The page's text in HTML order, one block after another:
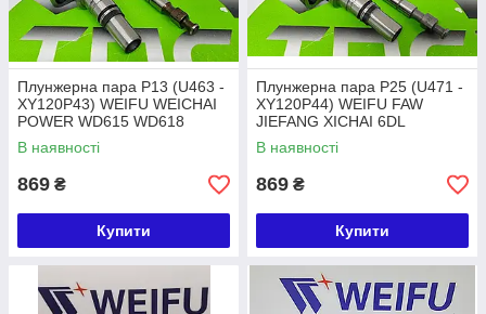
Плунжерна пара P13 (U463 -
XY120P43) WEIFU WEICHAI
POWER WD615 WD618
В наявності
869 ₴
Купити
Плунжерна пара P25 (U471 -
XY120P44) WEIFU FAW
JIEFANG XICHAI 6DL
В наявності
869 ₴
Купити